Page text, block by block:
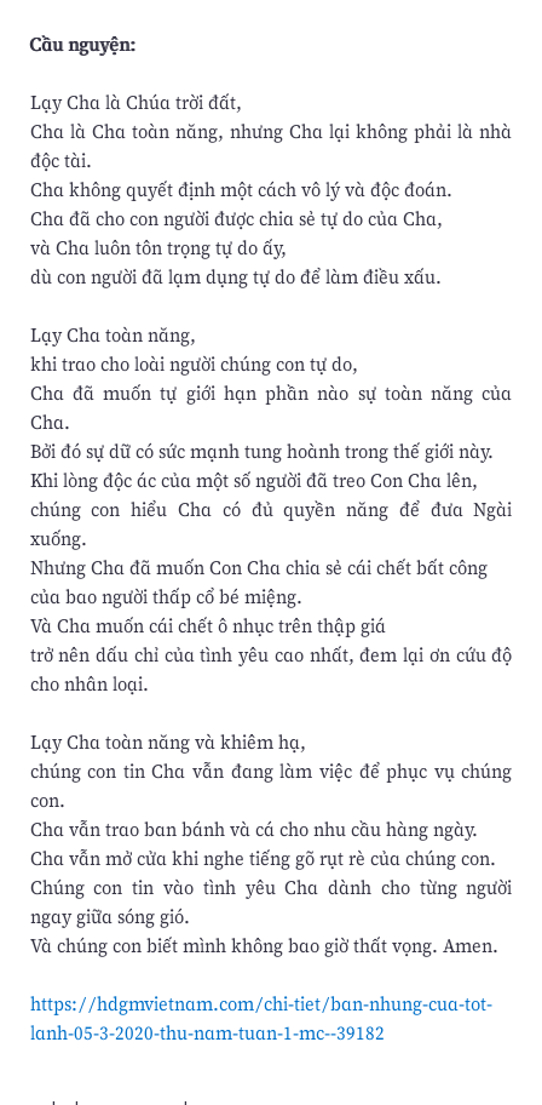
Cầu nguyện:
Lạy Cha là Chúa trời đất,
Cha là Cha toàn năng, nhưng Cha lại không phải là nhà
độc tài.
Cha không quyết định một cách vô lý và độc đoán.
Cha đã cho con người được chia sẻ tự do của Cha,
và Cha luôn tôn trọng tự do ấy,
dù con người đã lạm dụng tự do để làm điều xấu.
Lạy Cha toàn năng,
khi trao cho loài người chúng con tự do,
Cha đã muốn tự giới hạn phần nào sự toàn năng của
Cha.
Bởi đó sự dữ có sức mạnh tung hoành trong thế giới này.
Khi lòng độc ác của một số người đã treo Con Cha lên,
chúng con hiểu Cha có đủ quyền năng để đưa Ngài
xuống.
Nhưng Cha đã muốn Con Cha chia sẻ cái chết bất công
của bao người thấp cổ bé miệng.
Và Cha muốn cái chết ô nhục trên thập giá
trở nên dấu chỉ của tình yêu cao nhất, đem lại ơn cứu độ
cho nhân loại.
Lạy Cha toàn năng và khiêm hạ,
chúng con tin Cha vẫn đang làm việc để phục vụ chúng
con.
Cha vẫn trao ban bánh và cá cho nhu cầu hàng ngày.
Cha vẫn mở cửa khi nghe tiếng gõ rụt rè của chúng con.
Chúng con tin vào tình yêu Cha dành cho từng người
ngay giữa sóng gió.
Và chúng con biết mình không bao giờ thất vọng. Amen.
https://hdgmvietnam.com/chi-tiet/ban-nhung-cua-tot-
lanh-05-3-2020-thu-nam-tuan-1-mc--39182